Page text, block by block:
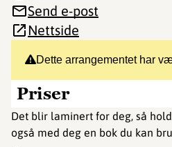
Dette arrangementet har
Priser
Det blir laminert for deg, så
også med deg en bok du kan
Send e-post
Nettside